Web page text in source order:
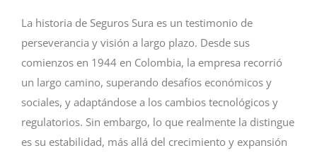
La historia de Seguros Sura es un testimonio de
perseverancia y visión a largo plazo. Desde sus
comienzos en 1944 en Colombia, la empresa recorrió
un largo camino, superando desafíos económicos y
sociales, y adaptándose a los cambios tecnológicos y
regulatorios. Sin embargo, lo que realmente la distingue
es su estabilidad, más allá del crecimiento y expansión